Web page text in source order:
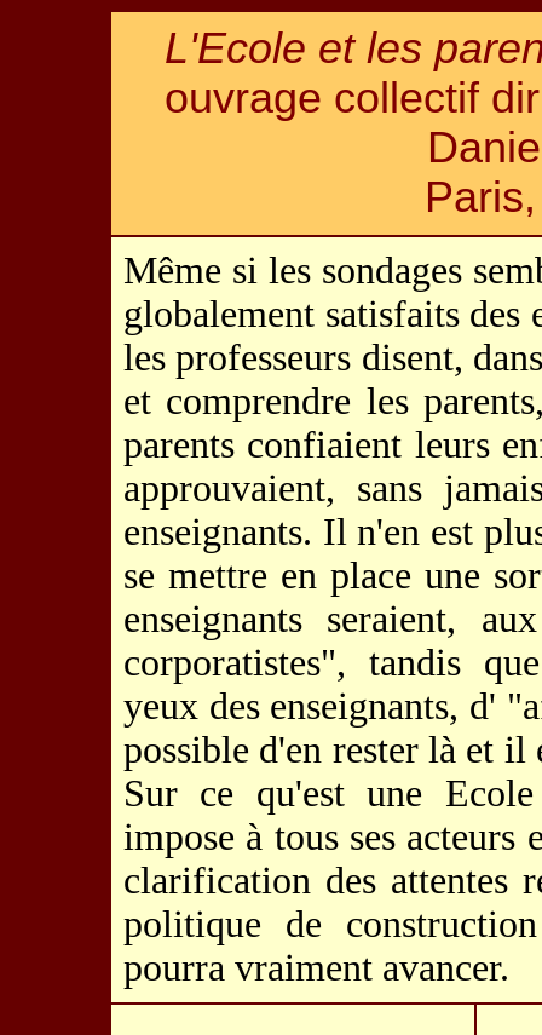
L'Ecole et les
ouvrage collectif
Même si les sondages
globalement satisfaits des
les professeurs disent,
et comprendre les
parents confiaient leurs
approuvaient, sans
enseignants. Il n'en est
se mettre en place une
enseignants seraient,
corporatistes", tandis
yeux des enseignants, d'
possible d'en rester là et
Sur ce qu'est une
impose à tous ses acteurs
clarification des attentes
politique de
pourra vraiment avancer.